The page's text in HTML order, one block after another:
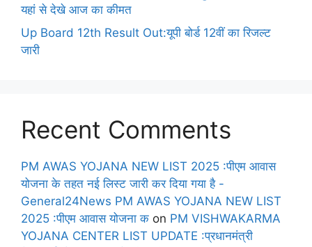
यहां से देखे आज का कीमत
Up Board 12th Result Out:यूपी बोर्ड 12वीं का रिजल्ट
जारी
Recent Comments
PM AWAS YOJANA NEW LIST 2025 :पीएम आवास
योजना के तहत नई लिस्ट जारी कर दिया गया है -
General24News PM AWAS YOJANA NEW LIST
2025 :पीएम आवास योजना क on PM VISHWAKARMA
YOJANA CENTER LIST UPDATE :प्रधानमंत्री